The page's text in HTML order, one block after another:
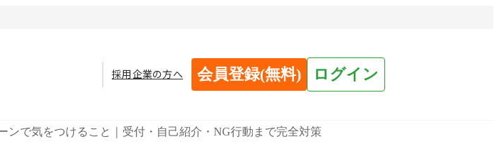
採用企業の方へ 会員登録(無料) ログイン
ンで気をつけること｜受付・自己紹介・NG行動まで完全対策